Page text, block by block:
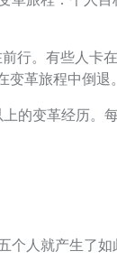
行。有些人卡
革旅程中倒退。
的变革经历。
人就产生了